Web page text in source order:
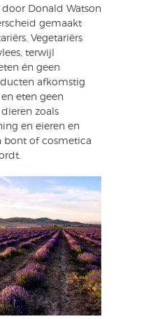
Donald Watson
gemaakt
Vegetariërs
terwijl
én geen
afkomstig
eten geen
zoals
en eieren en
bont of cosmetica